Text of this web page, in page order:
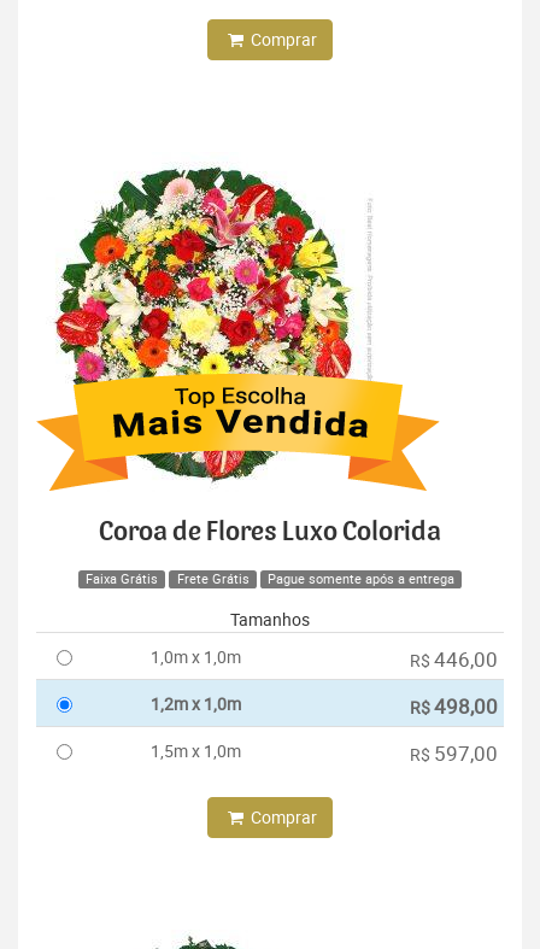
Comprar
Coroa de Flores Luxo Colorida
Faixa Grátis Frete Grátis Pague somente após a entrega
Tamanhos
1,0m x 1,0m
R$ 446,00
1,2m x 1,0m R$498,00
1,5m x 1,0m R$ 597,00
Comprar